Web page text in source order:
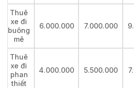
Thuê
xe đi
buông
mê
6.000.000 7.000.000
Thuê
xe đi
phan
thiết
4.000.000 5.500.000